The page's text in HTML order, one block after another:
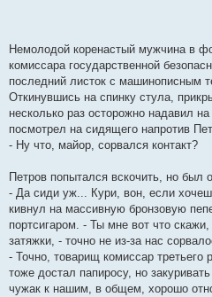
Немолодой коренастый мужчина в
комиссара государственной
последний листок с машинописным
Откинувшись на спинку стула,
несколько раз осторожно надавил
посмотрел на сидящего напротив
- Ну что, майор, сорвался контакт?
Петров попытался вскочить, но был
- Да сиди уж... Кури, вон, если
кивнул на массивную бронзовую
портсигаром. - Ты мне вот что
затяжки, - точно не из-за нас
- Точно, товарищ комиссар третьего
тоже достал папиросу, но
чужак к нашим, в общем, хорошо